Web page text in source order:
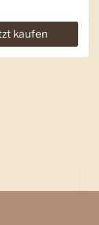
kaufen